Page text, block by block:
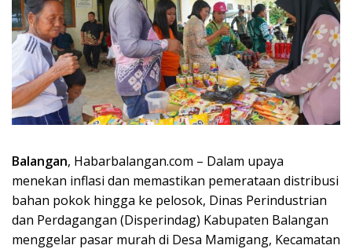
Balangan, Habarbalangan.com – Dalam upaya
menekan inflasi dan memastikan pemerataan distribusi
bahan pokok hingga ke pelosok, Dinas Perindustrian
dan Perdagangan (Disperindag) Kabupaten Balangan
menggelar pasar murah di Desa Mamigang, Kecamatan